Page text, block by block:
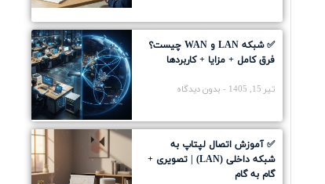
✅ شبکه LAN و WAN چیست؟
فرق کامل + مزایا + کاربردها
تیر 15, 1405 بدون دیدگاه
✅ آموزش اتصال لپتاپ به
شبکه داخلی (LAN) | تصویری +
گام به گام